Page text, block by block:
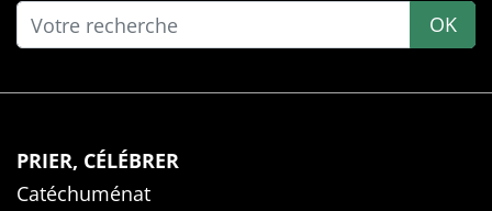
OK
PRIER, CÉLÉBRER
Catéchuménat